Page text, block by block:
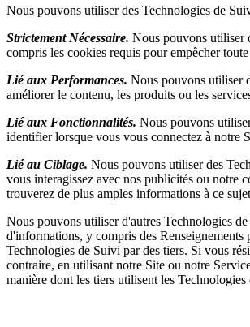
Nous pouvons utiliser des Technologies de
Strictement Nécessaire. Nous pouvons utiliser
compris les cookies requis pour empêcher
Lié aux Performances. Nous pouvons utiliser
améliorer le contenu, les produits ou les
Lié aux Fonctionnalités. Nous pouvons
identifier lorsque vous vous connectez à notre
Lié au Ciblage. Nous pouvons utiliser des
vous interagissez avec nos publicités ou notre
trouverez de plus amples informations à ce
Nous pouvons utiliser d'autres Technologies
d'informations, y compris des Renseignements
Technologies de Suivi par des tiers. Si vous
contraire, en utilisant notre Site ou notre
manière dont les tiers utilisent les